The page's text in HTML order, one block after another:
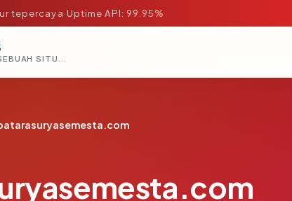
tepercaya·Uptime API: 99.95%
PERIKSA APAKAH SEBUAH SITUS AMAN, TEPERCAYA, DAN TERVERIFIKASI DALAM HITUNGAN DETIK.